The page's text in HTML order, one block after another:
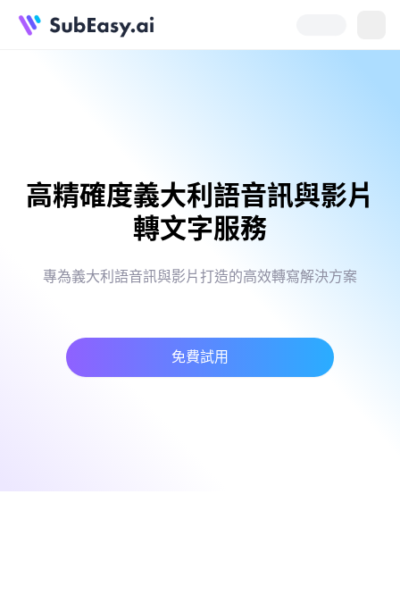
高精確度義大利語音訊與影片
轉文字服務
專為義大利語音訊與影片打造的高效轉寫解決方案
免費試用